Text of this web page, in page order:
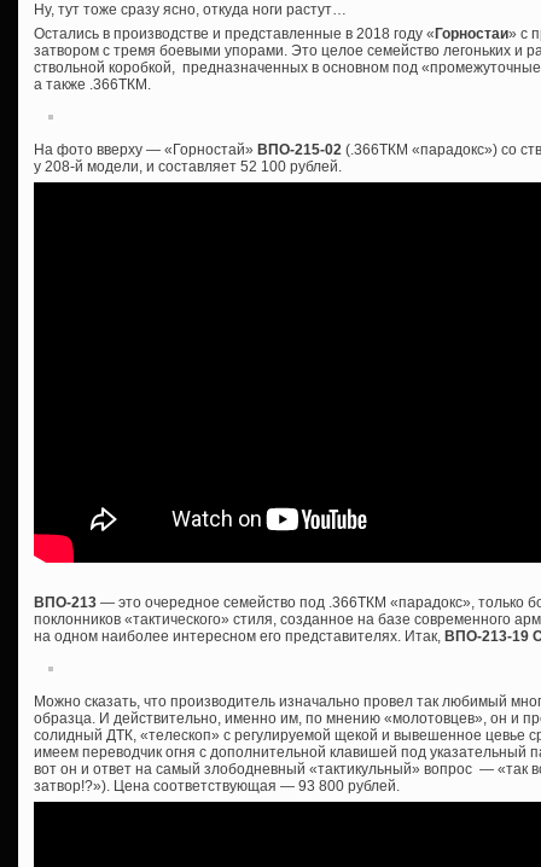
Ну, тут тоже сразу ясно, откуда ноги растут…
Остались в производстве и представленные в 2018 году « Горностаи» с
затвором с тремя боевыми упорами. Это целое семейство легоньких и
ствольной коробкой, предназначенных в основном под
а также .366ТКМ.
На фото вверху — «Горностай» ВПО-215-02 (.366ТКМ «парадокс») со
у 208-й модели, и составляет 52 100 рублей.
ВПО-213 — это очередное семейство под .366ТКМ «парадокс», только
поклонников «тактического» стиля, созданное на базе современного
на одном наиболее интересном его представителях. Итак, ВПО-213-19
Можно сказать, что производитель изначально провел так любимый
образца. И действительно, именно им, по мнению «молотовцев», он и
солидный ДТК, «телескоп» с регулируемой щекой и вывешенное цевье
имеем переводчик огня с дополнительной клавишей под указательный
вот он и ответ на самый злободневный «тактикульный» вопрос — «так
затвор!?»). Цена соответствующая — 93 800 рублей.